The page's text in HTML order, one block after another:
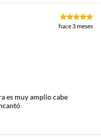
hace 3 meses
es muy amplio cabe